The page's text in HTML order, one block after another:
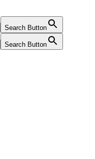
Search Button
Search Button